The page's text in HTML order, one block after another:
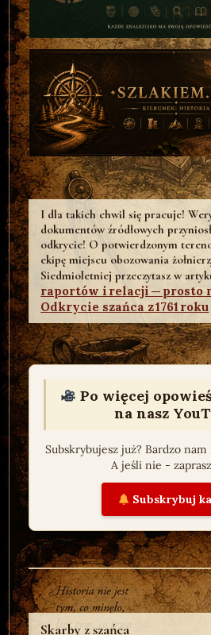
I dla takich chwil się pracuje!
dokumentów źródłowych
odkrycie! O potwierdzonym
ekipę miejscu obozowania
Siedmioletniej przeczytasz w
raportów i relacji — prosto
Odkrycie szańca z 1761 roku
Po więcej
na nasz
Subskrybujesz już? Bardzo
A jeśli nie -
Subskrybuj
Skarby z szańca